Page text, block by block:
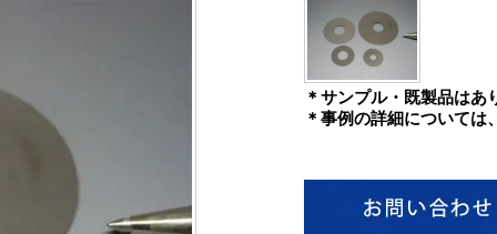
＊サンプル・既製品はあ
＊事例の詳細については